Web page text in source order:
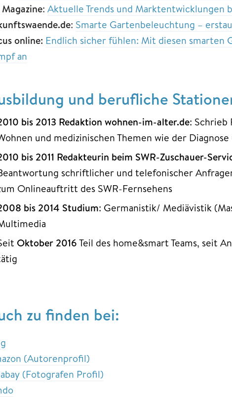
: Aktuelle Trends und Marktentwicklungen
: Smarte Gartenbeleuchtung –
online: Endlich sicher fühlen: Mit diesen smarten
an
und berufliche
bis 2013 Redaktion wohnen-im-alter.de: Schrieb
und medizinischen Themen wie der
bis 2011 Redakteurin beim SWR-Zuschauer-
schriftlicher und telefonischer
Onlineauftritt des SWR-Fernsehens
bis 2014 Studium: Germanistik/ Mediävistik
Oktober 2016Teil des home&smart Teams, seit
zu finden bei:
(Autorenprofil)
(Fotografen Profil)